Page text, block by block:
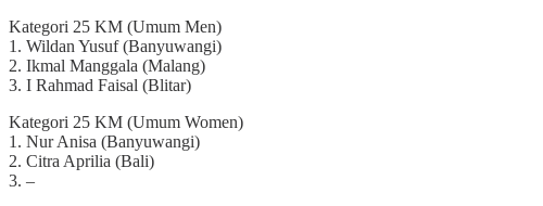
Kategori 25 KM (Umum Men)
1. Wildan Yusuf (Banyuwangi)
2. Ikmal Manggala (Malang)
3. I Rahmad Faisal (Blitar)
Kategori 25 KM (Umum Women)
1. Nur Anisa (Banyuwangi)
2. Citra Aprilia (Bali)
3. –